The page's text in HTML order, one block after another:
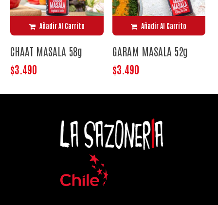
Añadir Al Carrito
CHAAT MASALA 58g
$3.490
Añadir Al Carrito
GARAM MASALA 52g
$3.490